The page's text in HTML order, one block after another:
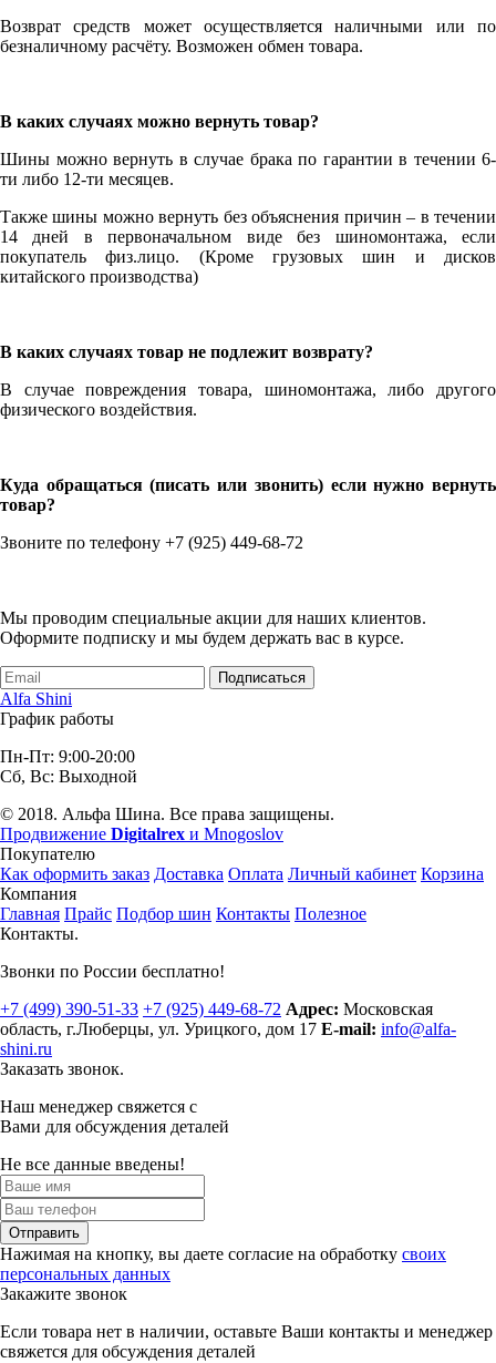
Возврат средств может осуществляется наличными или по
безналичному расчёту. Возможен обмен товара.
В каких случаях можно вернуть товар?
Шины можно вернуть в случае брака по гарантии в течении 6-
ти либо 12-ти месяцев.
Также шины можно вернуть без объяснения причин – в течении
14 дней в первоначальном виде без шиномонтажа, если
покупатель физ.лицо. (Кроме грузовых шин и дисков
китайского производства)
В каких случаях товар не подлежит возврату?
В случае повреждения товара, шиномонтажа, либо другого
физического воздействия.
Куда обращаться (писать или звонить) если нужно вернуть
товар?
Звоните по телефону +7 (925) 449-68-72
Мы проводим специальные акции для наших клиентов.
Оформите подписку и мы будем держать вас в курсе.
Подписаться
Alfa Shini
График работы
Пн-Пт: 9:00-20:00
Сб, Вс: Выходной
© 2018. Альфа Шина. Все права защищены.
Продвижение Digitalrex и Mnogoslov
Покупателю
Как оформить заказ Доставка Оплата Личный кабинет Корзина
Компания
Главная Прайс Подбор шин Контакты Полезное
Контакты.
Звонки по России бесплатно!
+7 (499) 390-51-33 +7 (925) 449-68-72 Адрес: Московская
область, г.Люберцы, ул. Урицкого, дом 17 E-mail: info@alfa-
shini.ru
Заказать звонок.
Наш менеджер свяжется с
Вами для обсуждения деталей
Не все данные введены!
Отправить
Нажимая на кнопку, вы даете согласие на обработку своих
персональных данных
Закажите звонок
Если товара нет в наличии, оставьте Ваши контакты и менеджер
свяжется для обсуждения деталей